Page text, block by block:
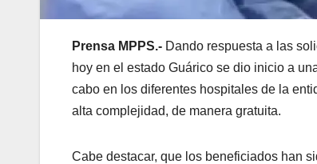
Prensa MPPS.- Dando respuesta a las
hoy en el estado Guárico se dio inicio a
cabo en los diferentes hospitales de la
alta complejidad, de manera gratuita.
Cabe destacar, que los beneficiados han